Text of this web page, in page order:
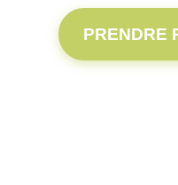
PRENDRE